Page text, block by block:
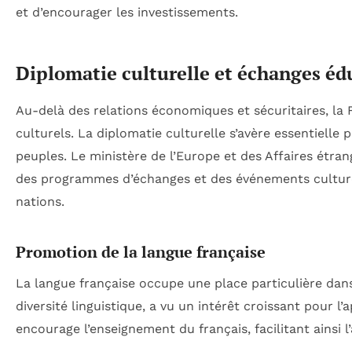
et d’encourager les investissements.
Diplomatie culturelle et échanges
Au-delà des relations économiques et sécuritaires,
culturels. La diplomatie culturelle s’avère
peuples. Le ministère de l’Europe et des Affaires
des programmes d’échanges et des événements
nations.
Promotion de la langue française
La langue française occupe une place particulière
diversité linguistique, a vu un intérêt croissant pour
encourage l’enseignement du français, facilitant